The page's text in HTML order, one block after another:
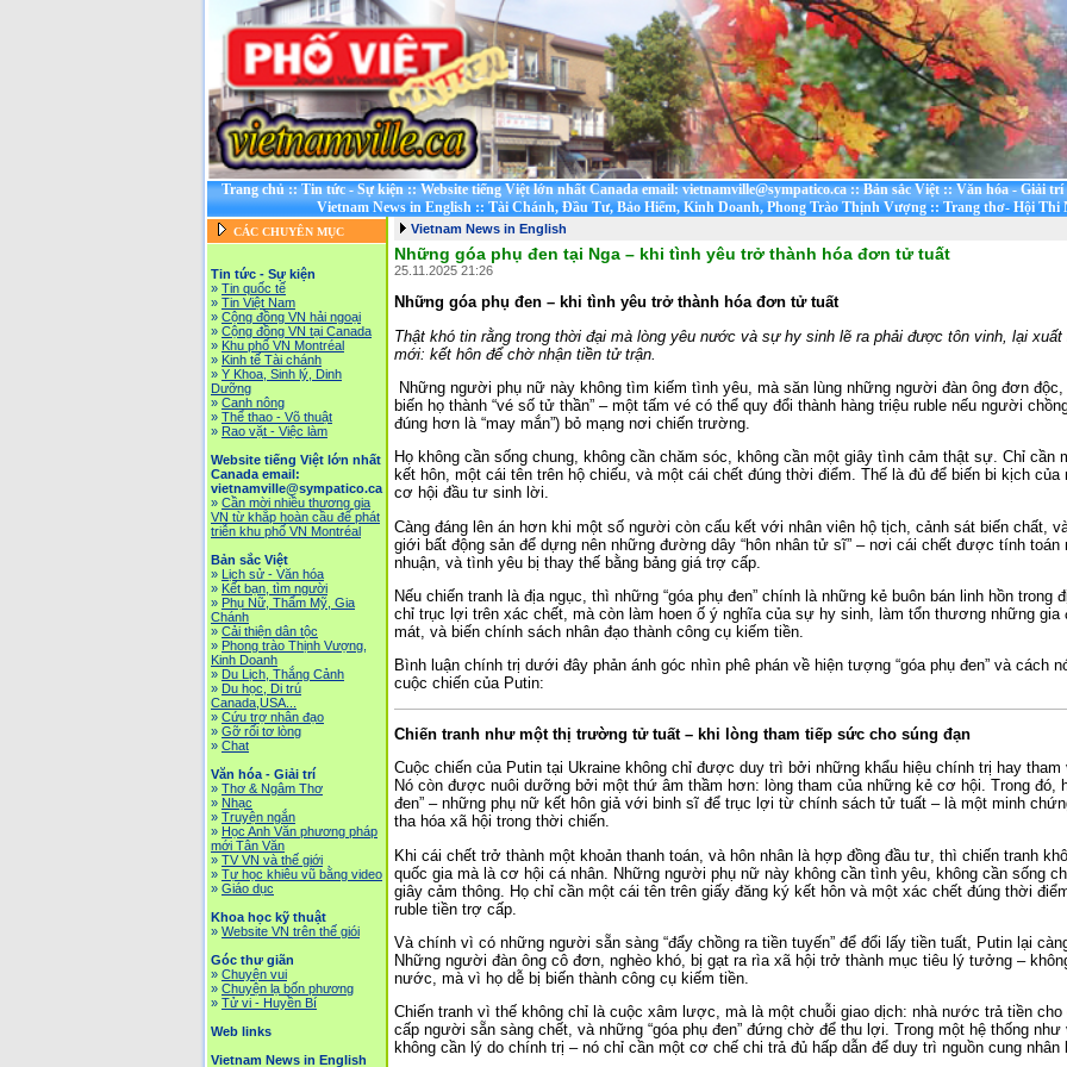
Trang chủ::Tin tức - Sự kiện::Website tiếng Việt lớn nhất Canada email: vietnamville@sympatico.ca::Bản sắc Việt::Văn hóa - Giải trí
Vietnam News in English::Tài Chánh, Đầu Tư, Bảo Hiểm, Kinh Doanh, Phong Trào Thịnh Vượng::Trang thơ- Hội Thi
CÁC CHUYÊN MỤC
Tin tức - Sự kiện
» Tin quốc tế
» Tin Việt Nam
» Cộng đồng VN hải ngoại
» Cộng đồng VN tại Canada
» Khu phố VN Montréal
» Kinh tế Tài chánh
» Y Khoa, Sinh lý, Dinh
Dưỡng
» Canh nông
» Thể thao - Võ thuật
» Rao vặt - Việc làm
Website tiếng Việt lớn nhất
Canada email:
vietnamville@sympatico.ca
» Cần mời nhiều thương gia
VN từ khắp hoàn cầu để phát
triễn khu phố VN Montréal
Bản sắc Việt
» Lịch sử - Văn hóa
» Kết bạn, tìm người
» Phụ Nữ, Thẩm Mỹ, Gia
Chánh
» Cải thiện dân tộc
» Phong trào Thịnh Vượng,
Kinh Doanh
» Du Lịch, Thắng Cảnh
» Du học, Di trú
Canada,USA...
» Cứu trợ nhân đạo
» Gỡ rối tơ lòng
» Chat
Văn hóa - Giải trí
» Thơ & Ngâm Thơ
» Nhạc
» Truyện ngắn
» Học Anh Văn phương pháp
mới Tân Văn
» TV VN và thế giới
» Tự học khiêu vũ bằng video
» Giáo dục
Khoa học kỹ thuật
» Website VN trên thế giói
Góc thư giãn
» Chuyện vui
» Chuyện lạ bốn phương
» Tử vi - Huyền Bí
Web links
Vietnam News in English
Vietnam News in English
Những góa phụ đen tại Nga – khi tình yêu trở thành hóa đơn tử tuất
25.11.2025 21:26
Những góa phụ đen – khi tình yêu trở thành hóa đơn tử tuất
Thật khó tin rằng trong thời đại mà lòng yêu nước và sự hy sinh lẽ ra phải được tôn vinh, lại xuất
mới: kết hôn để chờ nhận tiền tử trận.
Những người phụ nữ này không tìm kiếm tình yêu, mà săn lùng những người đàn ông đơn
biến họ thành “vé số tử thần” – một tấm vé có thể quy đổi thành hàng triệu ruble nếu người
đúng hơn là “may mắn”) bỏ mạng nơi chiến trường.
Họ không cần sống chung, không cần chăm sóc, không cần một giây tình cảm thật sự. Chỉ cần
kết hôn, một cái tên trên hộ chiếu, và một cái chết đúng thời điểm. Thế là đủ để biến bi kịch của
cơ hội đầu tư sinh lời.
Càng đáng lên án hơn khi một số người còn cấu kết với nhân viên hộ tịch, cảnh sát biến chất,
giới bất động sản để dựng nên những đường dây “hôn nhân tử sĩ” – nơi cái chết được tính toán
nhuận, và tình yêu bị thay thế bằng bảng giá trợ cấp.
Nếu chiến tranh là địa ngục, thì những “góa phụ đen” chính là những kẻ buôn bán linh hồn trong
chỉ trục lợi trên xác chết, mà còn làm hoen ố ý nghĩa của sự hy sinh, làm tổn thương những
mát, và biến chính sách nhân đạo thành công cụ kiếm tiền.
Bình luận chính trị dưới đây phản ánh góc nhìn phê phán về hiện tượng “góa phụ đen” và cách
cuộc chiến của Putin:
Chiến tranh như một thị trường tử tuất – khi lòng tham tiếp sức cho súng đạn
Cuộc chiến của Putin tại Ukraine không chỉ được duy trì bởi những khẩu hiệu chính trị hay
Nó còn được nuôi dưỡng bởi một thứ âm thầm hơn: lòng tham của những kẻ cơ hội. Trong đó,
đen” – những phụ nữ kết hôn giả với binh sĩ để trục lợi từ chính sách tử tuất – là một minh
tha hóa xã hội trong thời chiến.
Khi cái chết trở thành một khoản thanh toán, và hôn nhân là hợp đồng đầu tư, thì chiến tranh
quốc gia mà là cơ hội cá nhân. Những người phụ nữ này không cần tình yêu, không cần sống
giây cảm thông. Họ chỉ cần một cái tên trên giấy đăng ký kết hôn và một xác chết đúng thời
ruble tiền trợ cấp.
Và chính vì có những người sẵn sàng “đẩy chồng ra tiền tuyến” để đổi lấy tiền tuất, Putin lại
Những người đàn ông cô đơn, nghèo khó, bị gạt ra rìa xã hội trở thành mục tiêu lý tưởng –
nước, mà vì họ dễ bị biến thành công cụ kiếm tiền.
Chiến tranh vì thế không chỉ là cuộc xâm lược, mà là một chuỗi giao dịch: nhà nước trả tiền
cấp người sẵn sàng chết, và những “góa phụ đen” đứng chờ để thu lợi. Trong một hệ thống như
không cần lý do chính trị – nó chỉ cần một cơ chế chi trả đủ hấp dẫn để duy trì nguồn cung nhân